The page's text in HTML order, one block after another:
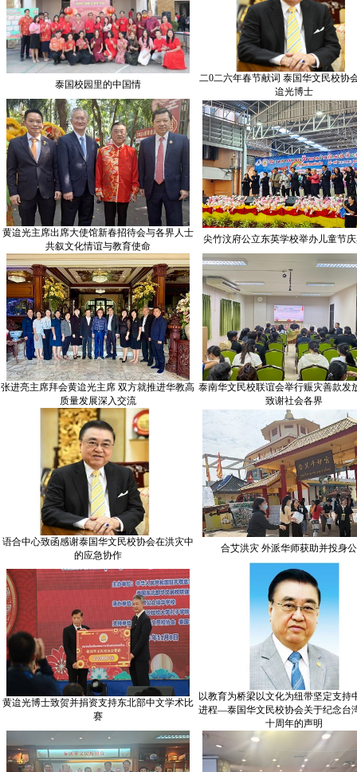
泰国校园里的中国情
二0二六年春节献词 泰国华文民校协
迨光博士
黄迨光主席出席大使馆新春招待会与各界人士
共叙文化情谊与教育使命
尖竹汶府公立东英学校举办儿童节
张进亮主席拜会黄迨光主席 双方就推进华教高
质量发展深入交流
泰南华文民校联谊会举行赈灾善款发
致谢社会各界
语合中心致函感谢泰国华文民校协会在洪灾中
的应急协作
合艾洪灾 外派华师获助并投身
黄迨光博士致贺并捐资支持东北部中文学术比
赛
以教育为桥梁以文化为纽带坚定支持
进程—泰国华文民校协会关于纪念台
十周年的声明